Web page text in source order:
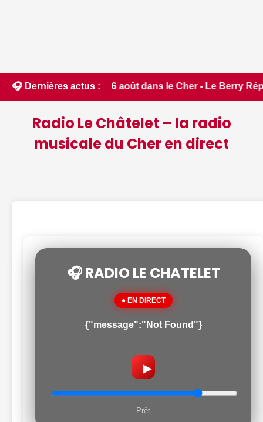
🎧 Dernières actus :
6 août dans le Cher - Le Berry Républicain •
Radio Le Châtelet – la radio
musicale du Cher en direct
🎧 RADIO LE CHATELET
● EN DIRECT
{"message":"Not Found"}
▶
Prêt